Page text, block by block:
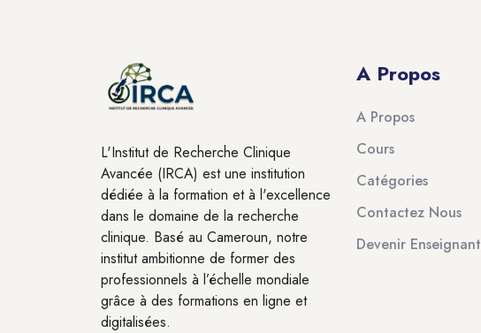
L'Institut de Recherche Clinique
Avancée (IRCA) est une institution
dédiée à la formation et à l'excellence
dans le domaine de la recherche
clinique. Basé au Cameroun, notre
institut ambitionne de former des
professionnels à l’échelle mondiale
grâce à des formations en ligne et
digitalisées.
A Propos
A Propos
Cours
Catégories
Contactez Nous
Devenir Enseignant